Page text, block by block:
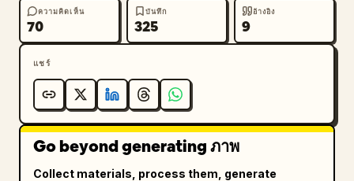
ความคิดเห็น
70
บันทึก
325
อ้างอิง
9
แชร์
Go beyond generating ภาพ
Collect materials, process them, generate